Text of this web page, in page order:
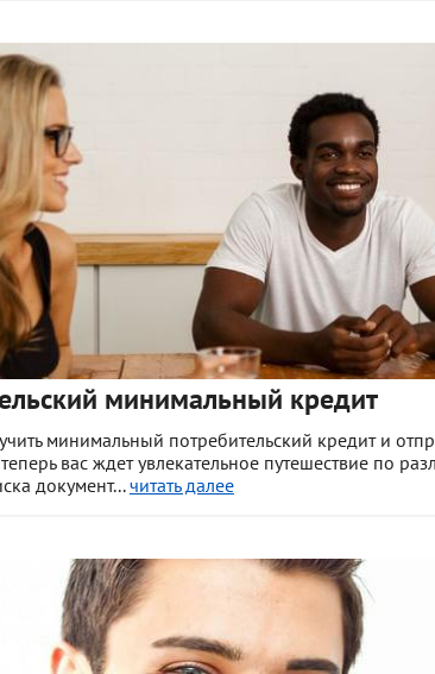
минимальный кредит
минимальный потребительский кредит и
вас ждет увлекательное путешествие по
документ...читать далее